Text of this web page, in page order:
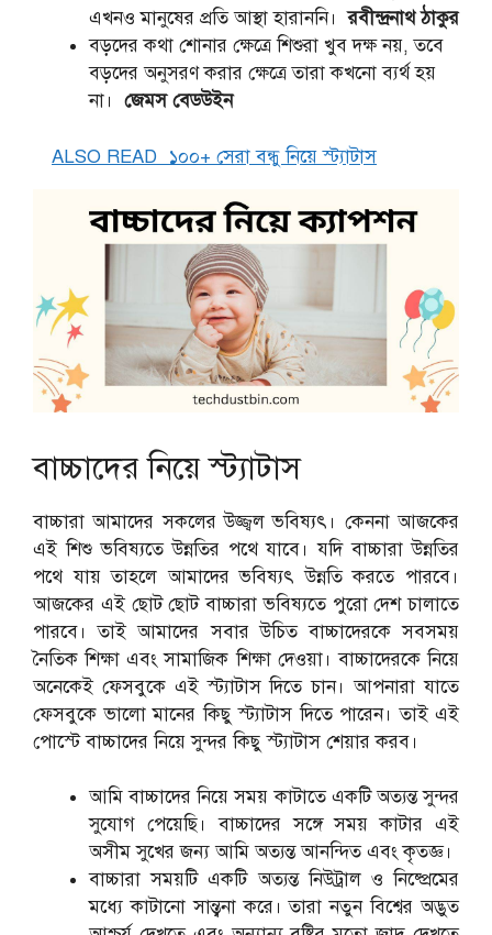
এখনও মানুষের প্রতি আস্থা হারাননি।রবীন্দ্রনাথ ঠাকুর
বড়দের কথা শোনার ক্ষেত্রে শিশুরা খুব দক্ষ নয়, তবে
বড়দের অনুসরণ করার ক্ষেত্রে তারা কখনো ব্যর্থ হয়
না। জেমস বেডউইন
ALSO READ ১০০+ সেরা বন্ধু নিয়ে স্ট্যাটাস
বাচ্চাদের নিয়ে স্ট্যাটাস
বাচ্চারা আমাদের সকলের উজ্জ্বল ভবিষ্যৎ। কেননা আজকের
এই শিশু ভবিষ্যতে উন্নতির পথে যাবে। যদি বাচ্চারা উন্নতির
পথে যায় তাহলে আমাদের ভবিষ্যৎ উন্নতি করতে পারবে।
আজকের এই ছোট ছোট বাচ্চারা ভবিষ্যতে পুরো দেশ চালাতে
পারবে। তাই আমাদের সবার উচিত বাচ্চাদেরকে সবসময়
নৈতিক শিক্ষা এবং সামাজিক শিক্ষা দেওয়া। বাচ্চাদেরকে নিয়ে
অনেকেই ফেসবুকে এই স্ট্যাটাস দিতে চান। আপনারা যাতে
ফেসবুকে ভালো মানের কিছু স্ট্যাটাস দিতে পারেন। তাই এই
পোস্টে বাচ্চাদের নিয়ে সুন্দর কিছু স্ট্যাটাস শেয়ার করব।
আমি বাচ্চাদের নিয়ে সময় কাটাতে একটি অত্যন্ত সুন্দর
সুযোগ পেয়েছি। বাচ্চাদের সঙ্গে সময় কাটার এই
অসীম সুখের জন্য আমি অত্যন্ত আনন্দিত এবং কৃতজ্ঞ।
বাচ্চারা সময়টি একটি অত্যন্ত নিউট্রাল ও নিষ্প্রেমের
মধ্যে কাটানো সান্ত্বনা করে। তারা নতুন বিশ্বের অদ্ভুত